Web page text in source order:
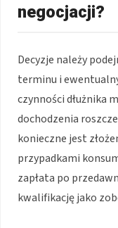
negocjacji?
Decyzje należy
terminu i
czynności dłużnika
dochodzenia
konieczne jest
przypadkami
zapłata po
kwalifikację jako